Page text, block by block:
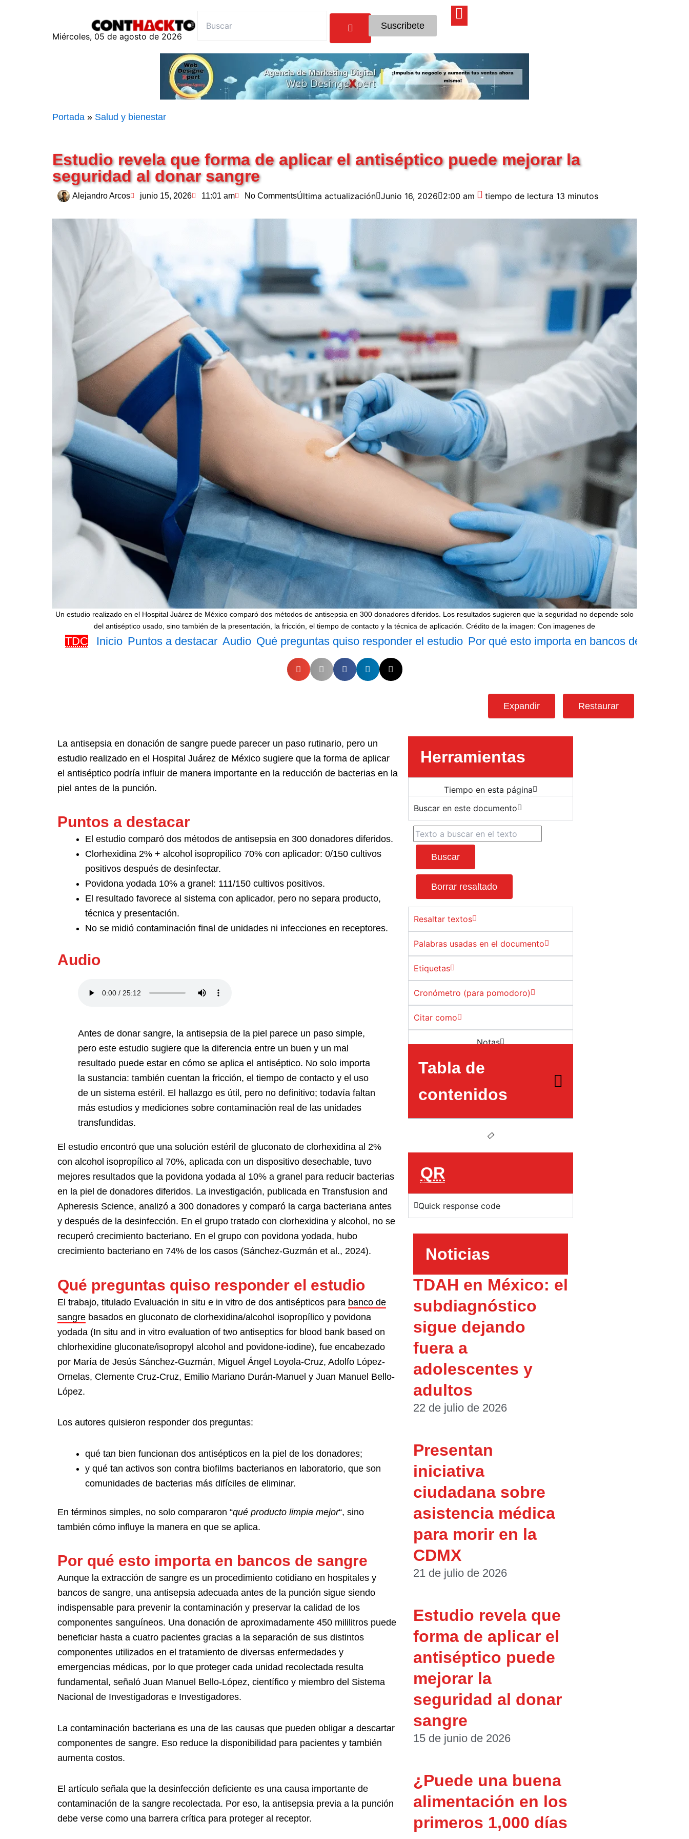
Suscribete
Miércoles, 05 de agosto de 2026
Portada » Salud y bienestar
Estudio revela que forma de aplicar el antiséptico puede mejorar la
seguridad al donar sangre
Alejandro Arcos junio 15, 2026 11:01 am No CommentsÚltima actualización Junio 16, 2026 2:00 am
Un estudio realizado en el Hospital Juárez de México comparó dos métodos de antisepsia en 300 donadores diferidos. Los resultados sugieren que la seguridad no depende solo
del antiséptico usado, sino también de la presentación, la fricción, el tiempo de contacto y la técnica de aplicación. Crédito de la imagen: Con imagenes de
TDC Inicio Puntos a destacar Audio Qué preguntas quiso responder el estudio Por qué esto importa en bancos de sangre
Expandir Restaurar
La antisepsia en donación de sangre puede parecer un paso rutinario, pero un
estudio realizado en el Hospital Juárez de México sugiere que la forma de aplicar
el antiséptico podría influir de manera importante en la reducción de bacterias en la
piel antes de la punción.
Puntos a destacar
El estudio comparó dos métodos de antisepsia en 300 donadores diferidos.
Clorhexidina 2% + alcohol isopropílico 70% con aplicador: 0/150 cultivos
positivos después de desinfectar.
Povidona yodada 10% a granel: 111/150 cultivos positivos.
El resultado favorece al sistema con aplicador, pero no separa producto,
técnica y presentación.
No se midió contaminación final de unidades ni infecciones en receptores.
Audio
Antes de donar sangre, la antisepsia de la piel parece un paso simple,
pero este estudio sugiere que la diferencia entre un buen y un mal
resultado puede estar en cómo se aplica el antiséptico. No solo importa
la sustancia: también cuentan la fricción, el tiempo de contacto y el uso
de un sistema estéril. El hallazgo es útil, pero no definitivo; todavía faltan
más estudios y mediciones sobre contaminación real de las unidades
transfundidas.
El estudio encontró que una solución estéril de gluconato de clorhexidina al 2%
con alcohol isopropílico al 70%, aplicada con un dispositivo desechable, tuvo
mejores resultados que la povidona yodada al 10% a granel para reducir bacterias
en la piel de donadores diferidos. La investigación, publicada en Transfusion and
Apheresis Science, analizó a 300 donadores y comparó la carga bacteriana antes
y después de la desinfección. En el grupo tratado con clorhexidina y alcohol, no se
recuperó crecimiento bacteriano. En el grupo con povidona yodada, hubo
crecimiento bacteriano en 74% de los casos (Sánchez-Guzmán et al., 2024).
Qué preguntas quiso responder el estudio
El trabajo, titulado Evaluación in situ e in vitro de dos antisépticos para banco de
sangre basados en gluconato de clorhexidina/alcohol isopropílico y povidona
yodada (In situ and in vitro evaluation of two antiseptics for blood bank based on
chlorhexidine gluconate/isopropyl alcohol and povidone-iodine), fue encabezado
por María de Jesús Sánchez-Guzmán, Miguel Ángel Loyola-Cruz, Adolfo López-
Ornelas, Clemente Cruz-Cruz, Emilio Mariano Durán-Manuel y Juan Manuel Bello-
López.
Los autores quisieron responder dos preguntas:
qué tan bien funcionan dos antisépticos en la piel de los donadores;
y qué tan activos son contra biofilms bacterianos en laboratorio, que son
comunidades de bacterias más difíciles de eliminar.
En términos simples, no solo compararon “qué producto limpia mejor“, sino
también cómo influye la manera en que se aplica.
Por qué esto importa en bancos de sangre
Aunque la extracción de sangre es un procedimiento cotidiano en hospitales y
bancos de sangre, una antisepsia adecuada antes de la punción sigue siendo
indispensable para prevenir la contaminación y preservar la calidad de los
componentes sanguíneos. Una donación de aproximadamente 450 mililitros puede
beneficiar hasta a cuatro pacientes gracias a la separación de sus distintos
componentes utilizados en el tratamiento de diversas enfermedades y
emergencias médicas, por lo que proteger cada unidad recolectada resulta
fundamental, señaló Juan Manuel Bello-López, científico y miembro del Sistema
Nacional de Investigadoras e Investigadores.
La contaminación bacteriana es una de las causas que pueden obligar a descartar
componentes de sangre. Eso reduce la disponibilidad para pacientes y también
aumenta costos.
El artículo señala que la desinfección deficiente es una causa importante de
contaminación de la sangre recolectada. Por eso, la antisepsia previa a la punción
debe verse como una barrera crítica para proteger al receptor.
Herramientas
Tiempo en esta página
Buscar en este documento
Buscar
Borrar resaltado
Resaltar textos
Palabras usadas en el documento
Etiquetas
Cronómetro (para pomodoro)
Citar como
Notas
Tabla de
contenidos
QR
Quick response code
Noticias
TDAH en México: el
subdiagnóstico
sigue dejando
fuera a
adolescentes y
adultos
22 de julio de 2026
Presentan
iniciativa
ciudadana sobre
asistencia médica
para morir en la
CDMX
21 de julio de 2026
Estudio revela que
forma de aplicar el
antiséptico puede
mejorar la
seguridad al donar
sangre
15 de junio de 2026
¿Puede una buena
alimentación en los
primeros 1,000 días